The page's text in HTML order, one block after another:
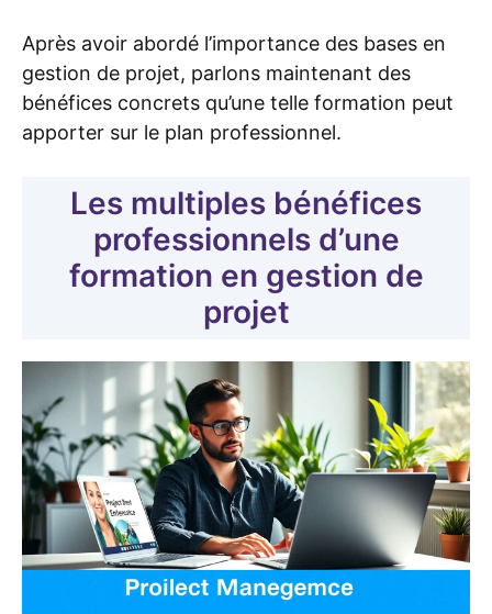
Après avoir abordé l’importance des bases en
gestion de projet, parlons maintenant des
bénéfices concrets qu’une telle formation peut
apporter sur le plan professionnel.
Les multiples bénéfices
professionnels d’une
formation en gestion de
projet